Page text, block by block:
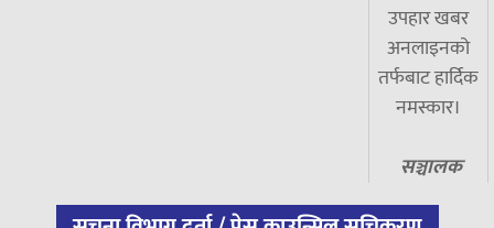
उपहार खबर
अनलाइनको
तर्फबाट हार्दिक
नमस्कार।
सञ्चालक